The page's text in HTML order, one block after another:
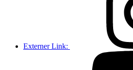
Externer Link: